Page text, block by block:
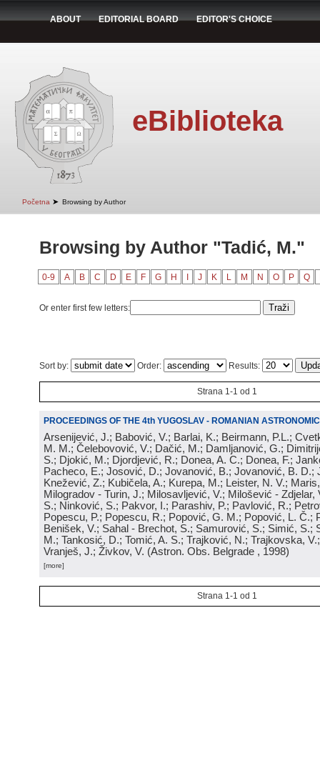
ABOUT EDITORIAL BOARD EDITOR'S CHOICE
eBiblioteka
Početna ➤ Browsing by Author
Browsing by Author "Tadić, M."
0-9 A B C D E F G H J K L M N O P Q
Or enter first few letters:
Sort by: Order: Results:
Strana 1-1 od 1
PROCEEDINGS OF THE 4th YUGOSLAV - ROMANIAN
Arsenijević, J.; Babović, V.; Barlai, K.; Beirmann, P.L.;
M. M.; Čelebovović, V.; Dačić, M.; Damljanović, G.;
S.; Djokić, M.; Djordjević, R.; Donea, A. C.; Donea, F.;
Pacheco, E.; Josović, D.; Jovanović, B.; Jovanović, B. D.;
Knežević, Z.; Kubičela, A.; Kurepa, M.; Leister, N. V.;
Milogradov - Turin, J.; Milosavljević, V.; Milošević - Zdjelar,
S.; Ninković, S.; Pakvor, I.; Parashiv, P.; Pavlović, R.;
Popescu, P.; Popescu, R.; Popović, G. M.; Popović, L. Č.;
Benišek, V.; Sahal - Brechot, S.; Samurović, S.; Simić, S.;
M.; Tankosić, D.; Tomić, A. S.; Trajković, N.; Trajkovska,
Vranješ, J.; Živkov, V. (Astron. Obs. Belgrade , 1998)
[more]
Strana 1-1 od 1